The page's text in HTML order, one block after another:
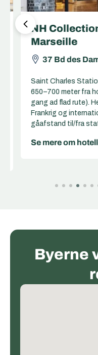
NH Collection
Marseille
37 Bd des
Saint Charles Station
650–700 meter fra
gang ad flad rute).
Frankrig og
gåafstand til/fra
Se mere om hotellet
Byerne